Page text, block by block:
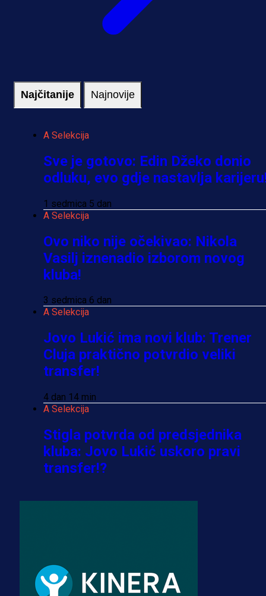
Najčitanije Najnovije
A Selekcija
Sve je gotovo: Edin Džeko donio
odluku, evo gdje nastavlja
1 sedmica 5 dan
A Selekcija
Ovo niko nije očekivao: Nikola
Vasilj iznenadio izborom novog
kluba!
3 sedmica 6 dan
A Selekcija
Jovo Lukić ima novi klub: Trener
Cluja praktično potvrdio veliki
transfer!
4 dan 14 min
A Selekcija
Stigla potvrda od predsjednika
kluba: Jovo Lukić uskoro pravi
transfer!?
dres BiH!
3 sedmica 4 dan